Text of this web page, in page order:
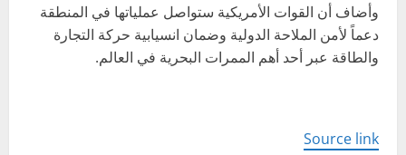
وأضاف أن القوات الأمريكية ستواصل عملياتها في المنطقة
دعماً لأمن الملاحة الدولية وضمان انسيابية حركة التجارة
والطاقة عبر أحد أهم الممرات البحرية في العالم.
Source link